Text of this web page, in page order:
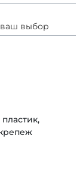
выбор